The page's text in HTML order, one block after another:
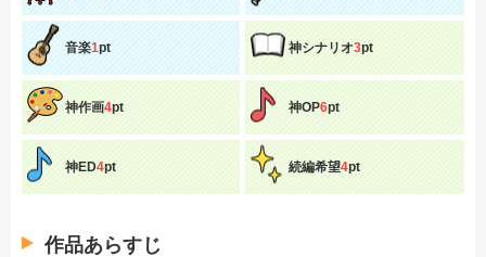
音楽1pt 神シナリオ3pt
神作画4pt 神OP6pt
神ED4pt 続編希望4pt
作品あらすじ